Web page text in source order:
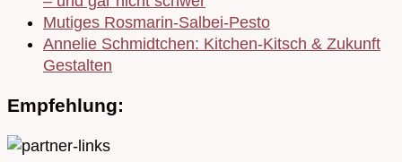
Mutiges Rosmarin-Salbei-Pesto
Annelie Schmidtchen: Kitchen-Kitsch & Zukunft
Gestalten
Empfehlung: